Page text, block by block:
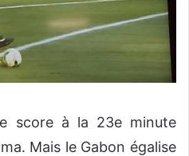
score à la 23e minute
Mais le Gabon égalise